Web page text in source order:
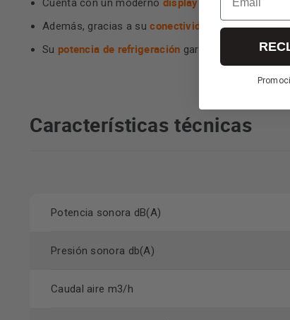
Cuenta con un moderno
que te
Además, gracias a suconectividad WiFi, podrás
Su potencia de refrigeración garantiza que el aire
Características técnicas
Potencia sonora dB(A)
Presión sonora db(A)
Caudal aire m3/h